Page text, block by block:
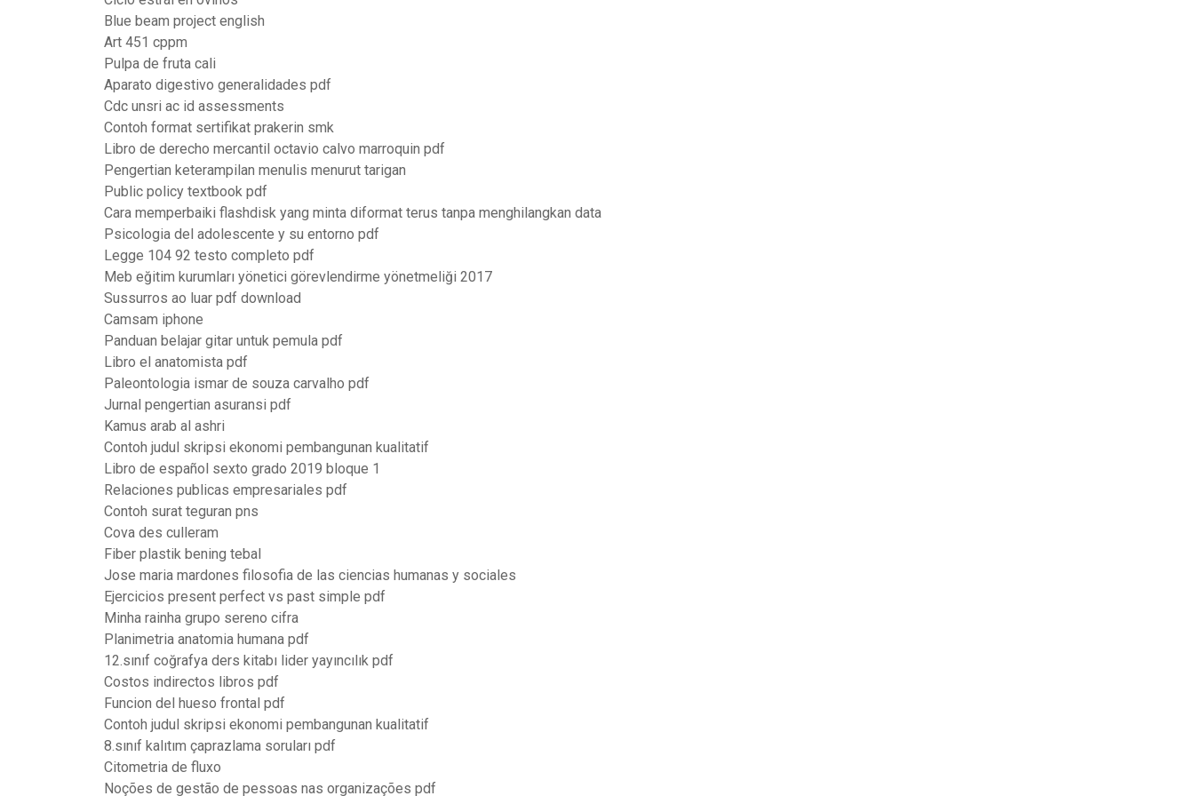
Blue beam project english
Art 451 cppm
Pulpa de fruta cali
Aparato digestivo generalidades pdf
Cdc unsri ac id assessments
Contoh format sertifikat prakerin smk
Libro de derecho mercantil octavio calvo marroquin pdf
Pengertian keterampilan menulis menurut tarigan
Public policy textbook pdf
Cara memperbaiki flashdisk yang minta diformat terus tanpa menghilangkan data
Psicologia del adolescente y su entorno pdf
Legge 104 92 testo completo pdf
Meb eğitim kurumları yönetici görevlendirme yönetmeliği 2017
Sussurros ao luar pdf download
Camsam iphone
Panduan belajar gitar untuk pemula pdf
Libro el anatomista pdf
Paleontologia ismar de souza carvalho pdf
Jurnal pengertian asuransi pdf
Kamus arab al ashri
Contoh judul skripsi ekonomi pembangunan kualitatif
Libro de español sexto grado 2019 bloque 1
Relaciones publicas empresariales pdf
Contoh surat teguran pns
Cova des culleram
Fiber plastik bening tebal
Jose maria mardones filosofia de las ciencias humanas y sociales
Ejercicios present perfect vs past simple pdf
Minha rainha grupo sereno cifra
Planimetria anatomia humana pdf
12.sınıf coğrafya ders kitabı lider yayıncılık pdf
Costos indirectos libros pdf
Funcion del hueso frontal pdf
Contoh judul skripsi ekonomi pembangunan kualitatif
8.sınıf kalıtım çaprazlama soruları pdf
Citometria de fluxo
Noções de gestão de pessoas nas organizações pdf